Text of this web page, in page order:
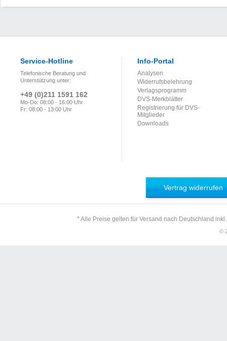
Service-Hotline
Telefonische Beratung und
Unterstützung unter:
+49 (0)211 1591 162
Mo-Do: 08:00 - 16:00 Uhr
Fr: 08:00 - 13:00 Uhr
Info-Portal
Analysen
Widerrufsbelehrung
Verlagsprogramm
DVS-Merkblätter
Registrierung für DVS-
Mitglieder
Downloads
Vertrag widerrufen
* Alle Preise gelten für Versand nach Deutschland
©